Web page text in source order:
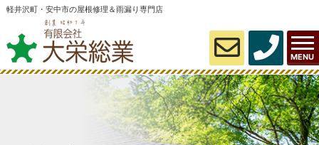
軽井沢町・安中市の屋根修理＆雨漏り専門店
MENU